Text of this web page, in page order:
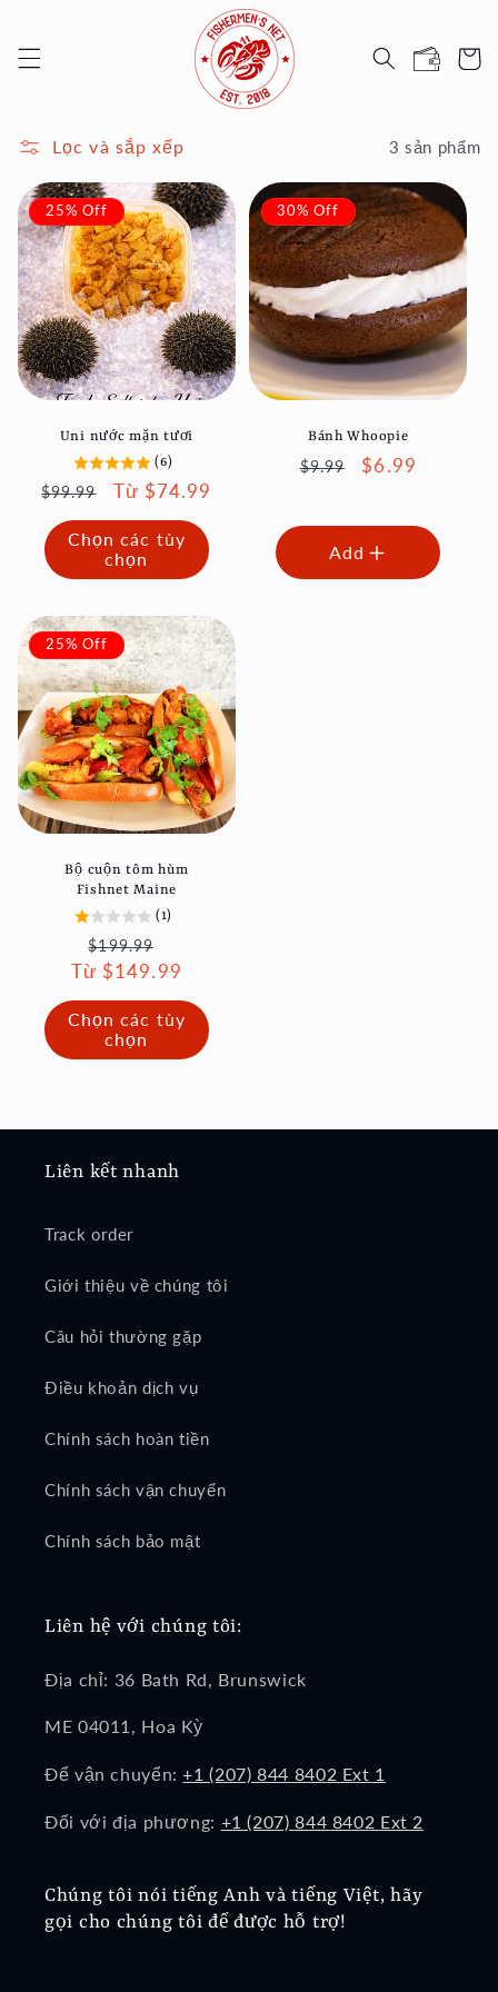
dung
Giỏ
hàng
Lọc và sắp xếp 3 sản phẩm
25% Off
Uni nước mặn tươi
(6)
Giá
thông
thường
$99.99
Giá
ưu
đãi
Từ $74.99
Chọn các tùy
chọn
30% Off
Bánh Whoopie
Giá
$9.99
Giá
$6.99
Add
25% Off
Bộ cuộn tôm hùm
Fishnet Maine
(1)
Giá
thông
thường
$199.99
ưu
đãi
Từ $149.99
Chọn các tùy
chọn
Liên kết nhanh
Track order
Giới thiệu về chúng tôi
Câu hỏi thường gặp
Điều khoản dịch vụ
Chính sách hoàn tiền
Chính sách vận chuyển
Chính sách bảo mật
Liên hệ với chúng tôi:
Địa chỉ: 36 Bath Rd, Brunswick
ME 04011, Hoa Kỳ
Để vận chuyển:+1 (207) 844 8402 Ext 1
Đối với địa phương: +1 (207) 844 8402 Ext 2
Chúng tôi nói tiếng Anh và tiếng Việt, hãy
gọi cho chúng tôi để được hỗ trợ!